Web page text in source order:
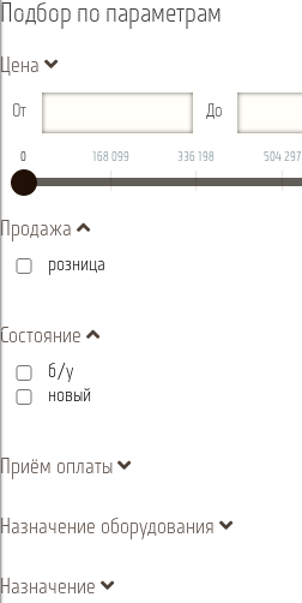
Подбор по параметрам
Цена
От До
0 168 099 336 198 504 297
Продажа
розница
Состояние
б/у
новый
Приём оплаты
Назначение оборудования
Назначение